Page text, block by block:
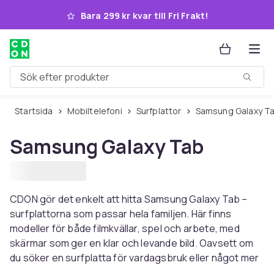
Hoppa till huvudinnehållet
Bara 299 kr kvar till Fri Frakt!
Sök efter produkter
Startsida Mobiltelefoni Surfplattor Samsung Galaxy
Samsung Galaxy Tab
CDON gör det enkelt att hitta Samsung Galaxy Tab –
surfplattorna som passar hela familjen. Här finns
modeller för både filmkvällar, spel och arbete, med
skärmar som ger en klar och levande bild. Oavsett om
du söker en surfplatta för vardagsbruk eller något mer